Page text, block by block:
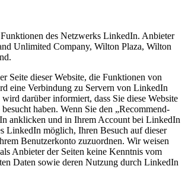
des Netzwerks LinkedIn. Anbieter
Unlimited Company, Wilton Plaza, Wilton
Seite dieser Website, die Funktionen von
eine Verbindung zu Servern von LinkedIn
darüber informiert, dass Sie diese Website
haben. Wenn Sie den „Recommend-
anklicken und in Ihrem Account bei LinkedIn
LinkedIn möglich, Ihren Besuch auf dieser
Benutzerkonto zuzuordnen. Wir weisen
Anbieter der Seiten keine Kenntnis vom
Daten sowie deren Nutzung durch LinkedIn